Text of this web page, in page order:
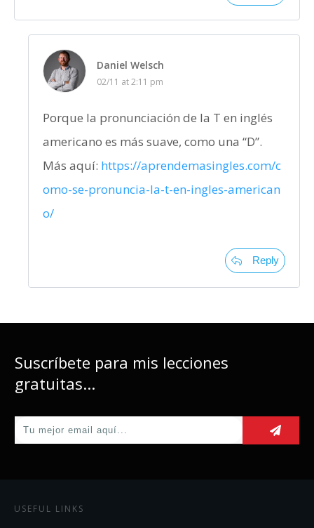
Daniel Welsch
02/11 at 2:11 pm
Porque la pronunciación de la T en inglés
americano es más suave, como una “D”.
Más aquí: https://aprendemasingles.com/c
omo-se-pronuncia-la-t-en-ingles-american
o/
Reply
Suscríbete para mis lecciones
gratuitas...
USEFUL LINKS